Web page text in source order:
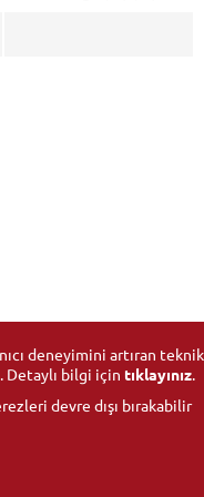
deneyimini artıran teknik
Detaylı bilgi için tıklayınız.
devre dışı bırakabilir
rights reserved.